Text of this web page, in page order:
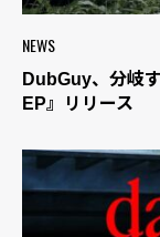
NEWS
DubGuy、分岐
EP』リリース